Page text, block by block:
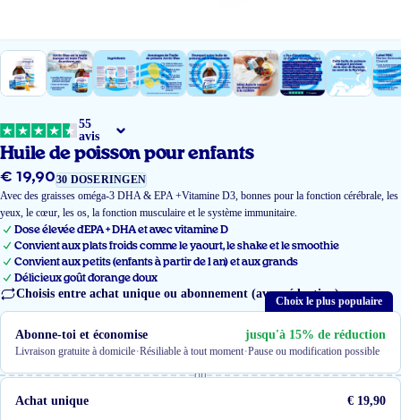
55
avis
Huile de poisson pour enfants
Prix
régulier
€ 19,9030 DOSERINGEN
Avec des graisses oméga-3 DHA & EPA +Vitamine D3, bonnes pour la fonction cérébrale, les
yeux, le cœur, les os, la fonction musculaire et le système immunitaire.
Dose élevée d'EPA + DHA et avec vitamine D
Convient aux plats froids comme le yaourt, le shake et le smoothie
Convient aux petits (enfants à partir de 1 an) et aux grands
Délicieux goût d'orange doux
Choisis entre achat unique ou abonnement (avec réduction)
Choix le plus populaire
Abonne-toi et économise jusqu'à 15% de réduction
Livraison gratuite à domicile·Résiliable à tout moment·Pause ou modification possible
ou
Achat unique
€ 19,90